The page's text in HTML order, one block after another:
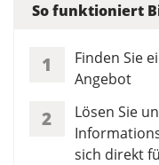
So funktioniert
1
Finden Sie
Angebot
2
Lösen Sie
sich direkt